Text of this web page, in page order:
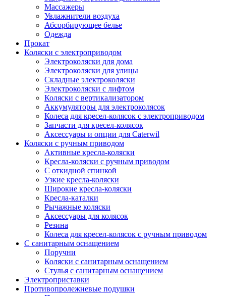
Массажеры
Увлажнители воздуха
Абсорбирующее белье
Одежда
Прокат
Коляски с электроприводом
Электроколяски для дома
Электроколяски для улицы
Складные электроколяски
Электроколяски с лифтом
Коляски с вертикализатором
Аккумуляторы для электроколясок
Колеса для кресел-колясок с электроприводом
Запчасти для кресел-колясок
Аксессуары и опции для Caterwil
Коляски с ручным приводом
Активные кресла-коляски
Кресла-коляски с ручным приводом
С откидной спинкой
Узкие кресла-коляски
Широкие кресла-коляски
Кресла-каталки
Рычажные коляски
Аксессуары для колясок
Резина
Колеса для кресел-колясок с ручным приводом
С санитарным оснащением
Поручни
Коляски с санитарным оснащением
Стулья с санитарным оснащением
Электроприставки
Противопролежневые подушки